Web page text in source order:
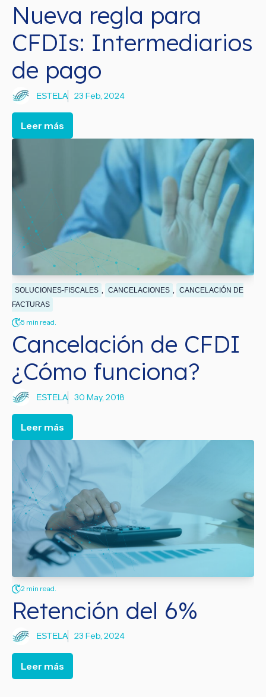
Nueva regla para
CFDIs: Intermediarios
de pago
ESTELA 23 Feb, 2024
Leer más
SOLUCIONES-FISCALES , CANCELACIONES ,
CANCELACIÓN DE
FACTURAS
5 min read.
Cancelación de CFDI
¿Cómo funciona?
ESTELA 30 May, 2018
Leer más
2 min read.
Retención del 6%
ESTELA 23 Feb, 2024
Leer más